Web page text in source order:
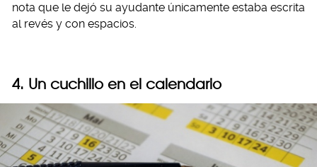
nota que le dejó su ayudante únicamente estaba escrita
al revés y con espacios.
4. Un cuchillo en el calendario